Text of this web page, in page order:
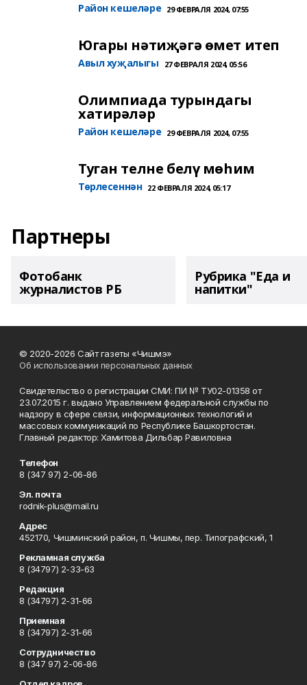
Район кешеләре 29 ФЕВРАЛЯ 2024, 07:55
Югары нәтиҗәгә өмет итеп
Авыл хуҗалыгы 27 ФЕВРАЛЯ 2024, 05:56
Олимпиада турындагы
хатирәләр
Район кешеләре 29 ФЕВРАЛЯ 2024, 07:55
Туган телне белү мөһим
Төрлесеннән 22 ФЕВРАЛЯ 2024, 05:17
Партнеры
Фотобанк
журналистов РБ
Рубрика "Еда и
напитки"
© 2020-2026 Сайт газеты «Чишмэ»
Об использовании персональных данных
Свидетельство о регистрации СМИ: ПИ № ТУ02-01358 от
23.07.2015 г. выдано Управлением федеральной службы по
надзору в сфере связи, информационных технологий и
массовых коммуникаций по Республике Башкортостан.
Главный редактор: Хамитова Дильбар Равиловна
Телефон
8 (347 97) 2-06-86
Эл. почта
rodnik-plus@mail.ru
Адрес
452170, Чишминский район, п. Чишмы, пер. Типографский, 1
Рекламная служба
8 (34797) 2-33-63
Редакция
8 (34797) 2-31-66
Приемная
8 (34797) 2-31-66
Сотрудничество
8 (347 97) 2-06-86